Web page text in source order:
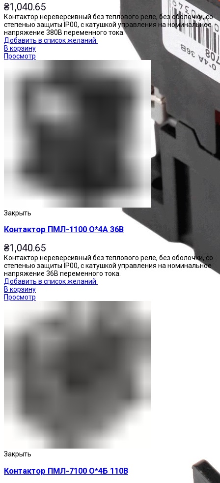
₴1,040.65
Контактор нереверсивный без теплового реле, без оболочки, со
степенью защиты IP00, с катушкой управления на номинальное
напряжение 380В переменного тока.
Добавить в список желаний
В корзину
Просмотр
Закрыть
Контактор ПМЛ-1100 О*4А 36В
₴1,040.65
Контактор нереверсивный без теплового реле, без оболочки, со
степенью защиты IP00, с катушкой управления на номинальное
напряжение 36В переменного тока.
Добавить в список желаний
В корзину
Просмотр
Закрыть
Контактор ПМЛ-7100 О*4Б 110В